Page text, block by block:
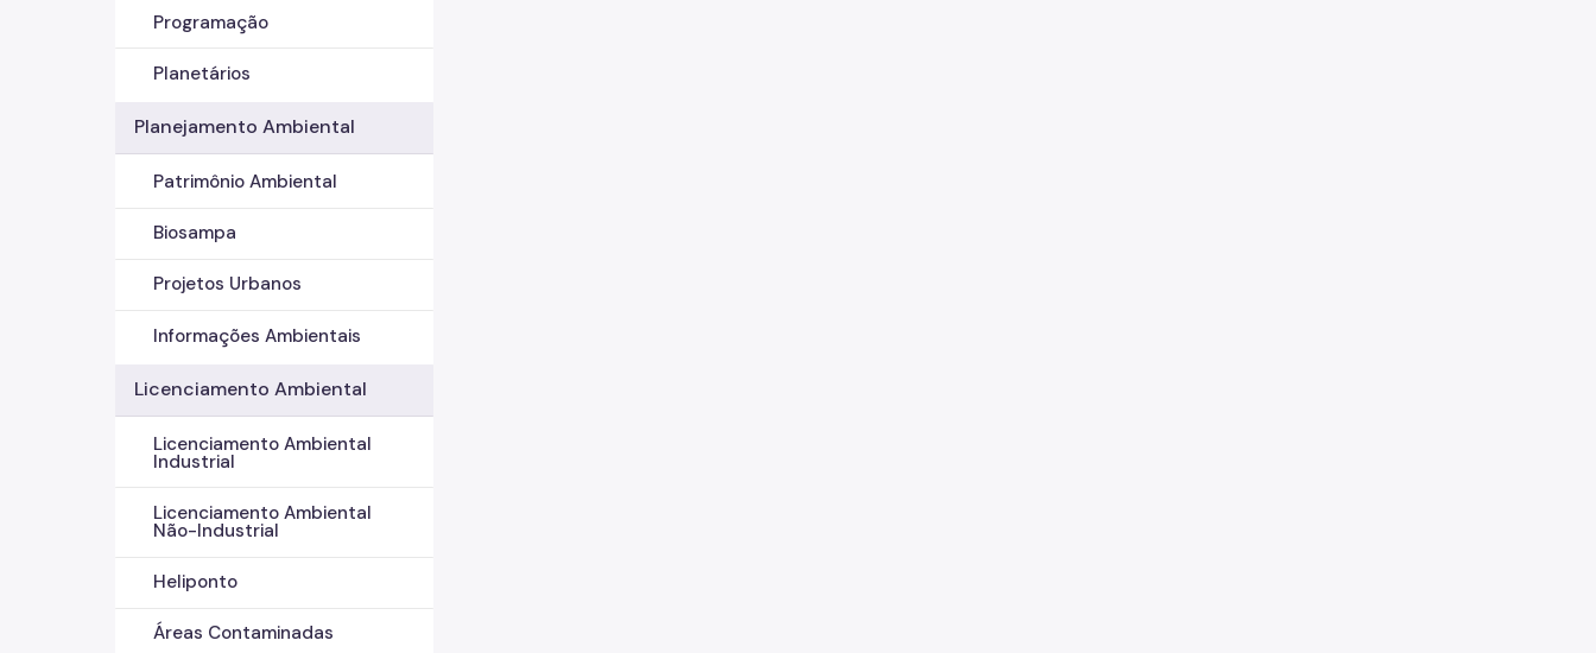
Programação
Planetários
Planejamento Ambiental
Patrimônio Ambiental
Biosampa
Projetos Urbanos
Informações Ambientais
Licenciamento Ambiental
Licenciamento Ambiental
Industrial
Licenciamento Ambiental
Não-Industrial
Heliponto
Áreas Contaminadas